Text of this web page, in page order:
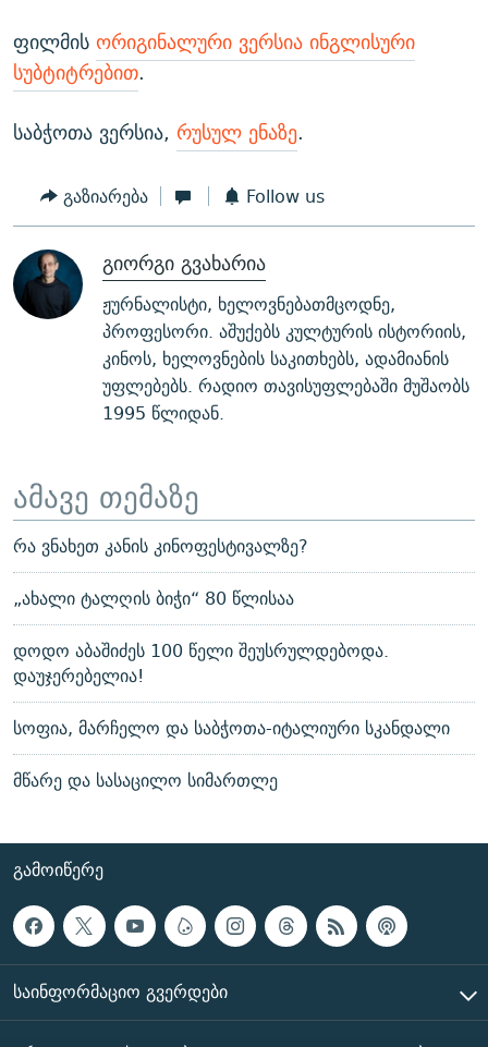
ფილმისორიგინალური ვერსია ინგლისური
სუბტიტრებით.
საბჭოთა ვერსია, რუსულ ენაზე.
გაზიარება Follow us
გიორგი გვახარია
ჟურნალისტი, ხელოვნებათმცოდნე,
პროფესორი. აშუქებს კულტურის ისტორიის,
კინოს, ხელოვნების საკითხებს, ადამიანის
უფლებებს. რადიო თავისუფლებაში მუშაობს
1995 წლიდან.
ამავე თემაზე
რა ვნახეთ კანის კინოფესტივალზე?
„ახალი ტალღის ბიჭი“ 80 წლისაა
დოდო აბაშიძეს 100 წელი შეუსრულდებოდა.
დაუჯერებელია!
სოფია, მარჩელო და საბჭოთა-იტალიური სკანდალი
მწარე და სასაცილო სიმართლე
ᲒᲐᲛᲝᲘᲬᲔᲠᲔ
ᲡᲐᲘᲜᲤᲝᲠᲛᲐᲪᲘᲝ ᲒᲕᲔᲠᲓᲔᲑᲘ